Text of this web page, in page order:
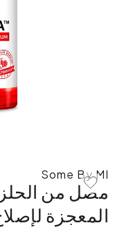
Some By MI
مصل من
المعجزة لإصلاح
Add To Wishlist